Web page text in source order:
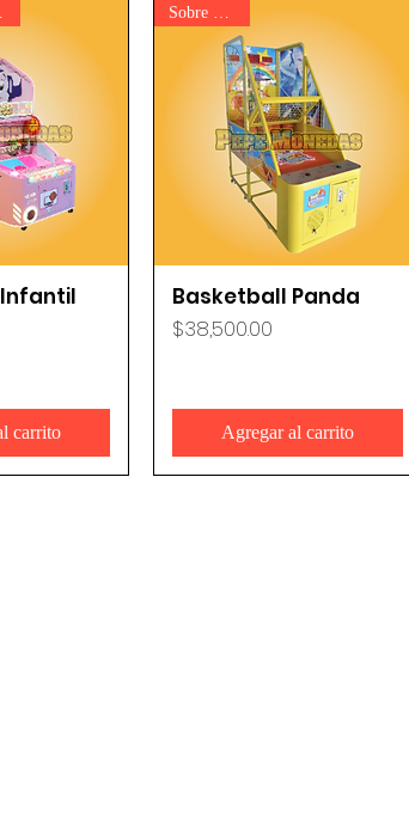
carrito
Vista rápida
Sobre Pedido
Basketball Panda
Precio
$38,500.00
Agregar al carrito